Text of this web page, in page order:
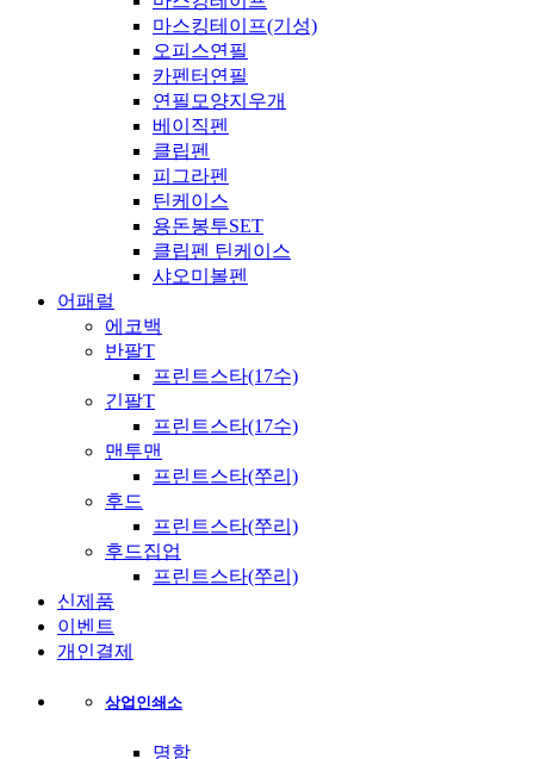
마스킹테이프(기성)
오피스연필
카펜터연필
연필모양지우개
베이직펜
클립펜
피그라펜
틴케이스
용돈봉투SET
클립펜 틴케이스
샤오미볼펜
어패럴
에코백
반팔T
프린트스타(17수)
긴팔T
프린트스타(17수)
맨투맨
프린트스타(쭈리)
후드
프린트스타(쭈리)
후드집업
프린트스타(쭈리)
신제품
이벤트
개인결제
상업인쇄소
명함